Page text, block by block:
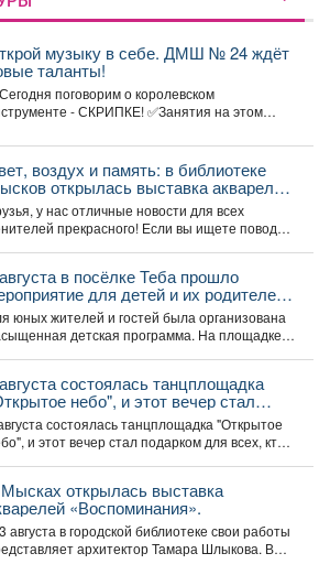
музыку в себе. ДМШ № 24 ждёт
таланты!
поговорим о королевском
- СКРИПКЕ! ✅Занятия на этом
воздух и память: в библиотеке
открылась выставка акварели
у нас отличные новости для всех
прекрасного! Если вы ищете повод
в посёлке Теба прошло
для детей и их родителей
дню рождения поселка.
юных жителей и гостей была организована
детская программа. На площадке
состоялась танцплощадка
небо", и этот вечер стал
для всех, кто любит музыку,
и искренние эмоции.
состоялась танцплощадка "Открытое
и этот вечер стал подарком для всех, кто
открылась выставка
«Воспоминания».
августа в городской библиотеке свои работы
архитектор Тамара Шлыкова. В